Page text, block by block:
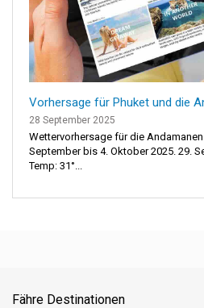
Vorhersage für Phuket und die
28 September 2025
Wettervorhersage für die
September bis 4. Oktober 2025. 29.
Temp: 31°...
Fähre Destinationen